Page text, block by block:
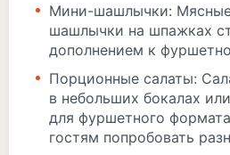
Мини-шашлычки:
шашлычки на шпажках
дополнением к
Порционные салаты:
в небольших бокалах
для фуршетного
гостям попробовать